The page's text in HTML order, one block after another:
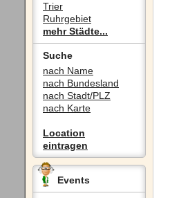
Trier
Ruhrgebiet
mehr Städte...
Suche
nach Name
nach Bundesland
nach Stadt/PLZ
nach Karte
Location
eintragen
Events